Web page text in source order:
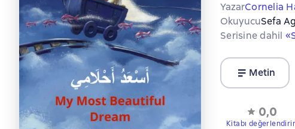
YazarCornelia
OkuyucuSefa
Serisine dahil
Metin
0,0
Kitabı